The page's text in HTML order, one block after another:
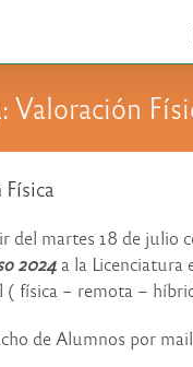
Valoración
del martes 18 de julio
2024 a la Licenciatura
( física – remota –
de Alumnos por